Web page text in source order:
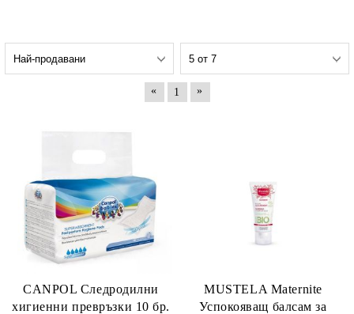
« 1 »
CANPOL Следродилни
хигиенни превръзки 10 бр.
MUSTELA Maternite
Успокояващ балсам за